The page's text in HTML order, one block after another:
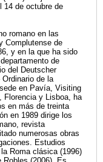
14 de octubre de
romano en las
Complutense de
y en la que ha sido
de
del Deutscher
de la
en Pavía, Visiting
Florencia y Lisboa, ha
en más de treinta
en 1989 dirige los
revista
numerosas obras
Estudios
Roma clásica (1996)